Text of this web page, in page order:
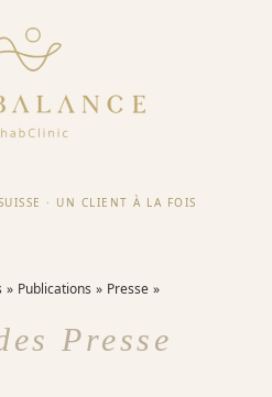
· UN CLIENT À LA FOIS
Publications Presse
Presse